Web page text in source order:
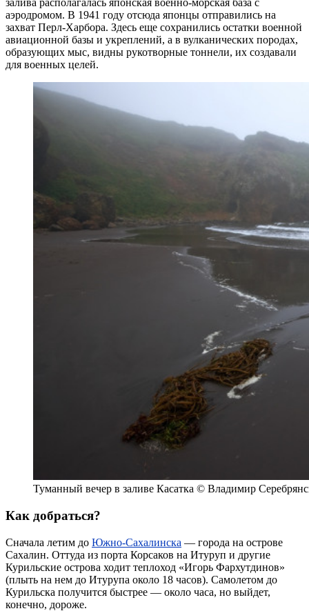
залива располагалась японская военно-морская база с
аэродромом. В 1941 году отсюда японцы отправились на
захват Перл-Харбора. Здесь еще сохранились остатки военной
авиационной базы и укреплений, а в вулканических породах,
образующих мыс, видны рукотворные тоннели, их создавали
для военных целей.
Туманный вечер в заливе Касатка © Владимир
Как добраться?
Сначала летим до Южно-Сахалинска — города на острове
Сахалин. Оттуда из порта Корсаков на Итуруп и другие
Курильские острова ходит теплоход «Игорь Фархутдинов»
(плыть на нем до Итурупа около 18 часов). Самолетом до
Курильска получится быстрее — около часа, но выйдет,
конечно, дороже.